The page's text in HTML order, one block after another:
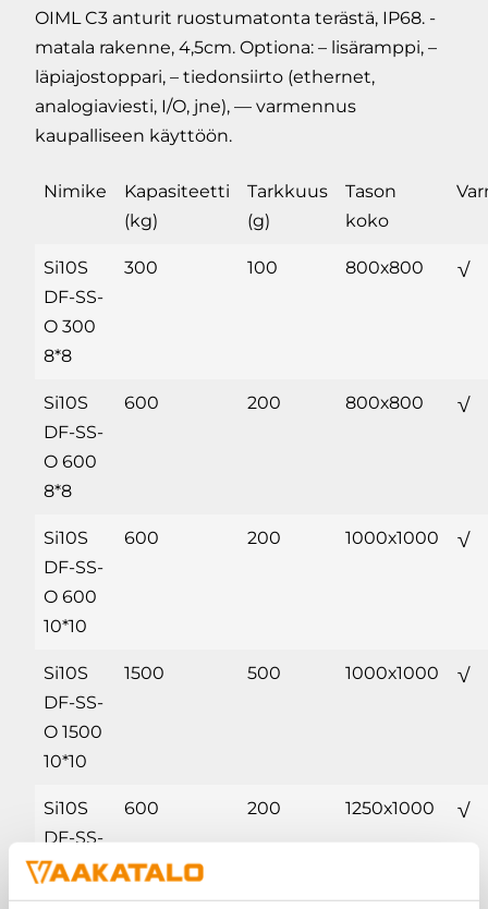
OIML C3 anturit ruostumatonta terästä, IP68. -
matala rakenne, 4,5cm. Optiona: – lisäramppi, –
läpiajostoppari, – tiedonsiirto (ethernet,
analogiaviesti, I/O, jne), — varmennus
kaupalliseen käyttöön.
Nimike
Kapasiteetti
(kg)
Tarkkuus
(g)
Tason
koko
Si10S
DF-SS-
O 300
8*8
300 100 800х800 √
Si10S
DF-SS-
O 600
8*8
600 200 800х800 √
Si10S
DF-SS-
O 600
10*10
600 200 1000х1000 √
Si10S
DF-SS-
O 1500
10*10
1500 500 1000х1000 √
Si10S
DF-SS-
O 600
12*10
600 200 1250х1000 √